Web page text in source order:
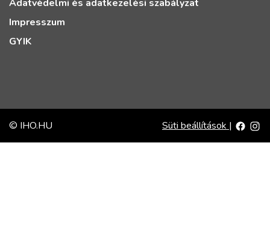
Adatvédelmi és adatkezelési szabályzat
Impresszum
GYIK
© IHO.HU Süti beállítások |